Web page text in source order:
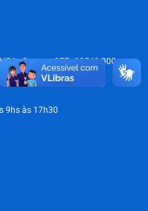
54 - Centro - CEP: 28540-000
9hs às 17h30